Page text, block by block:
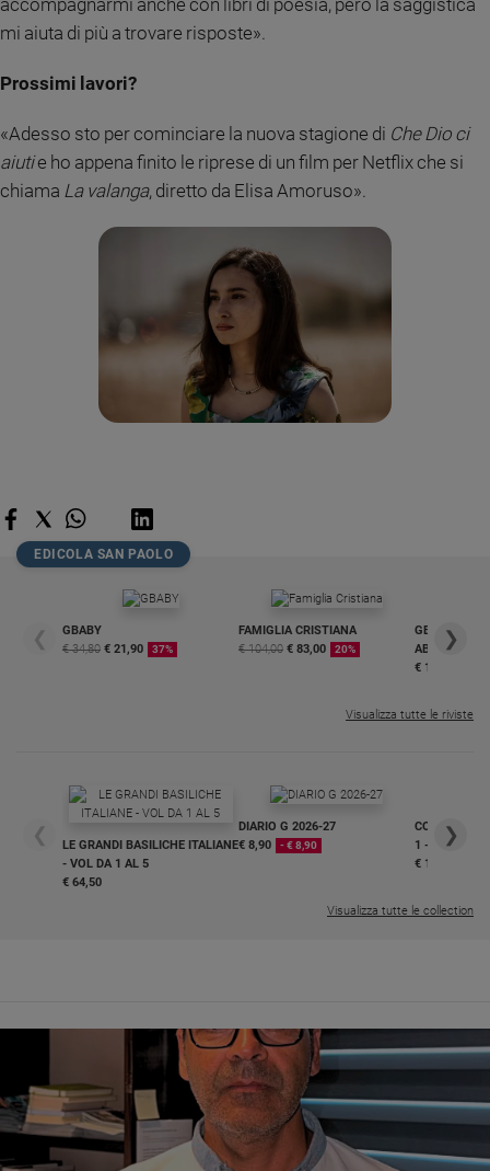
mi aiuta di più a trovare risposte».
Prossimi lavori?
«Adesso sto per cominciare la nuova stagione di Che Dio ci
aiutie ho appena finito le riprese di un film per Netflix che si
chiama La valanga, diretto da Elisa Amoruso».
EDICOLA SAN PAOLO
❮
GBABY
€ 34,80 € 21,90 37%
FAMIGLIA CRISTIANA
€ 104,00 € 83,00 20%
GBABY
€ 16,99
❯
Visualizza tutte le riviste
❮
LE GRANDI BASILICHE ITALIANE
- VOL DA 1 AL 5
€ 64,50
DIARIO G 2026-27
€ 8,90
- € 8,90
COLLANA
1 - 2
€ 18,50
❯
Visualizza tutte le collection